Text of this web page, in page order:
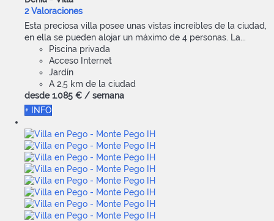
2 Valoraciones
Esta preciosa villa posee unas vistas increíbles de la ciudad,
en ella se pueden alojar un máximo de 4 personas. La...
Piscina privada
Acceso Internet
Jardín
A 2,5 km de la ciudad
desde 1.085 € / semana
+ INFO